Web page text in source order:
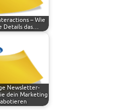
– Wie
Details das…
Newsletter-
dein Marketing